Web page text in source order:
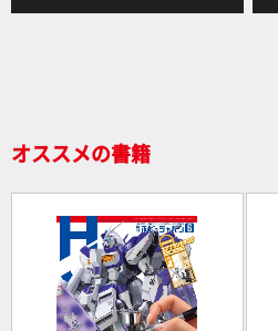
オススメの書籍